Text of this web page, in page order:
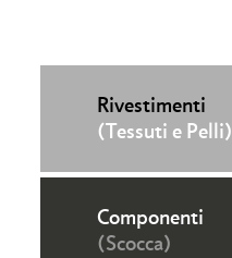
Rivestimenti
(Tessuti e Pelli)
Componenti
(Scocca)